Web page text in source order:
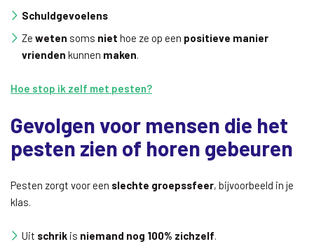
Schuldgevoelens
Ze weten soms niet hoe ze op een positieve manier
vrienden kunnen maken.
Hoe stop ik zelf met pesten?
Gevolgen voor mensen die het
pesten zien of horen gebeuren
Pesten zorgt voor een slechte groepssfeer, bijvoorbeeld in je
klas.
Uit schrik is niemand nog 100% zichzelf.